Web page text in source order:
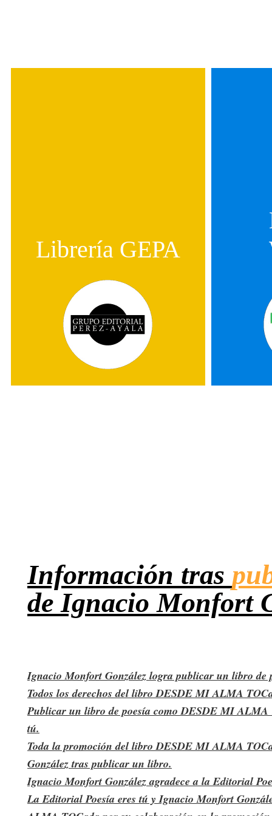
Librería GEPA
Información tras
de Ignacio Monfort
Ignacio Monfort González logra publicar un libro de
Todos los derechos del libro DESDE MI ALMA
Publicar un libro de poesía como DESDE MI ALMA
tú.
Toda la promoción del libro DESDE MI ALMA
González tras publicar un libro.
Ignacio Monfort González agradece a la Editorial
La Editorial Poesía eres tú y Ignacio Monfort